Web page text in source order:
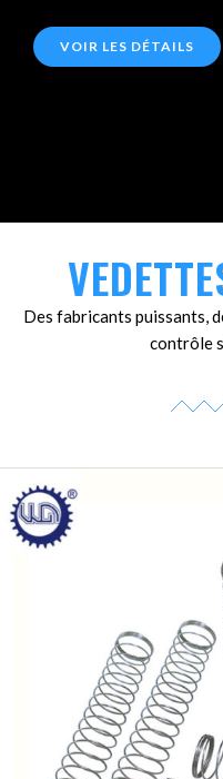
VOIR LES DÉTAILS
Des fabricants puissants,
contrôle